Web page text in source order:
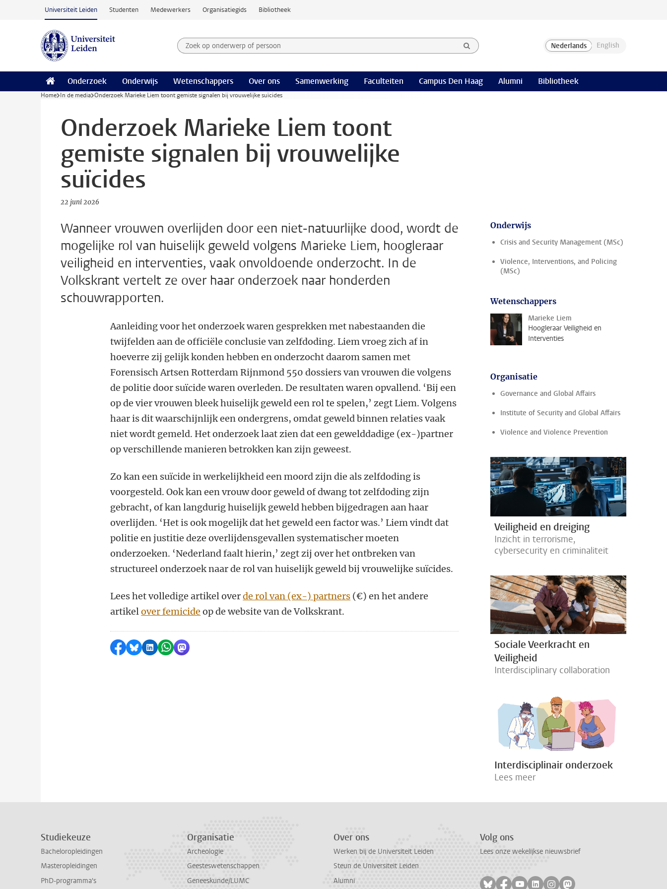
Ga naar hoofdinhoud
Universiteit Leiden Studenten Medewerkers Organisatiegids Bibliotheek
Zoek op onderwerp of persoon en selecteer categorie
Zoekterm
Onderzoek Onderwijs Wetenschappers Over ons Samenwerking Faculteiten Campus Den Haag Alumni Bibliotheek
Home In de media Onderzoek Marieke Liem toont gemiste signalen bij vrouwelijke suïcides
Onderzoek Marieke Liem toont
gemiste signalen bij vrouwelijke
suïcides
22 juni 2026
Wanneer vrouwen overlijden door een niet-natuurlijke dood, wordt de
mogelijke rol van huiselijk geweld volgens Marieke Liem, hoogleraar
veiligheid en interventies, vaak onvoldoende onderzocht. In de
Volkskrant vertelt ze over haar onderzoek naar honderden
schouwrapporten.
Aanleiding voor het onderzoek waren gesprekken met nabestaanden die
twijfelden aan de officiële conclusie van zelfdoding. Liem vroeg zich af in
hoeverre zij gelijk konden hebben en onderzocht daarom samen met
Forensisch Artsen Rotterdam Rijnmond 550 dossiers van vrouwen die volgens
de politie door suïcide waren overleden. De resultaten waren opvallend. ‘Bij een
op de vier vrouwen bleek huiselijk geweld een rol te spelen,’ zegt Liem. Volgens
haar is dit waarschijnlijk een ondergrens, omdat geweld binnen relaties vaak
niet wordt gemeld. Het onderzoek laat zien dat een gewelddadige (ex-)partner
op verschillende manieren betrokken kan zijn geweest.
Zo kan een suïcide in werkelijkheid een moord zijn die als zelfdoding is
voorgesteld. Ook kan een vrouw door geweld of dwang tot zelfdoding zijn
gebracht, of kan langdurig huiselijk geweld hebben bijgedragen aan haar
overlijden. ‘Het is ook mogelijk dat het geweld een factor was.’ Liem vindt dat
politie en justitie deze overlijdensgevallen systematischer moeten
onderzoeken. ‘Nederland faalt hierin,’ zegt zij over het ontbreken van
structureel onderzoek naar de rol van huiselijk geweld bij vrouwelijke suïcides.
Lees het volledige artikel overde rol van (ex-) partners (€) en het andere
artikelover femicide op de website van de Volkskrant.
Delen op Facebook
Delen via Bluesky
Delen op LinkedIn
Delen via WhatsApp
Delen via Mastodon
Onderwijs
Crisis and Security Management (MSc)
Violence, Interventions, and Policing
(MSc)
Wetenschappers
Marieke Liem
Hoogleraar Veiligheid en
Interventies
Organisatie
Governance and Global Affairs
Institute of Security and Global Affairs
Violence and Violence Prevention
Veiligheid en dreiging
Inzicht in terrorisme,
cybersecurity en criminaliteit
Sociale Veerkracht en
Veiligheid
Interdisciplinary collaboration
Interdisciplinair onderzoek
Lees meer
Studiekeuze
Bacheloropleidingen
Masteropleidingen
PhD-programma's
Organisatie
Archeologie
Geesteswetenschappen
Geneeskunde/LUMC
Over ons
Werken bij de Universiteit Leiden
Steun de Universiteit Leiden
Alumni
Volg ons
Lees onze wekelijkse nieuwsbrief
Volg ons op bluesky
Volg ons op facebook
Volg ons op youtube
Volg ons op linkedin
Volg ons op instagram
Volg ons op mastodon